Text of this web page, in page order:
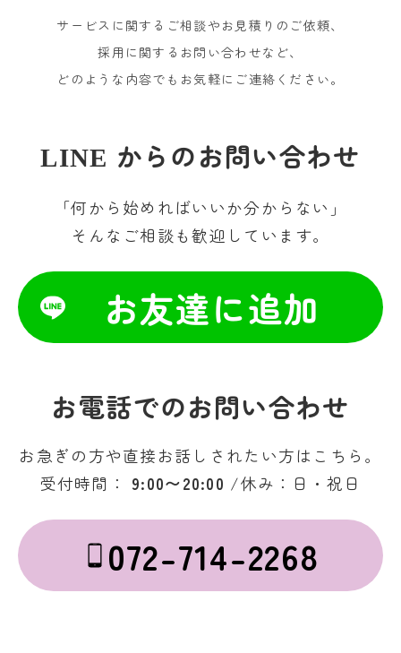
サービスに関するご相談やお見積りのご依頼、
採用に関するお問い合わせなど、
どのような内容でもお気軽にご連絡ください。
LINE からのお問い合わせ
「何から始めればいいか分からない」
そんなご相談も歓迎しています。
お友達に追加
お電話でのお問い合わせ
お急ぎの方や直接お話しされたい方はこちら。
受付時間： 9:00〜20:00 /休み：日・祝日
072-714-2268